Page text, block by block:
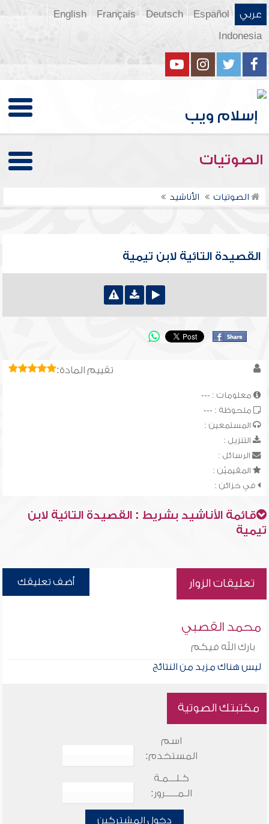
عربي Español
Deutsch
Français
English
Indonesia
الصوتيات
الصوتيات الأناشيد
القصيدة التائية لابن تيمية
تقييم المادة:
معلومات : ---
ملحوظة : ---
المستمعين :
التنزيل :
الرسائل :
المقيميّن :
في خزائن :
قائمة الأناشيد بشريط : القصيدة التائية لابن
تيمية
تعليقات الزوار أضف تعليقك
محمد القصبي
بارك الله فيكم
ليس هناك مزيد من النتائج
مكتبتك الصوتية
اسم
المستخدم:
كـلـــمـة
الـمـــــرور:
دخول المشتركين